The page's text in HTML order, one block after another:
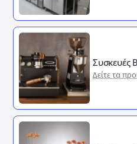
Συσκευές
Δείτε τα